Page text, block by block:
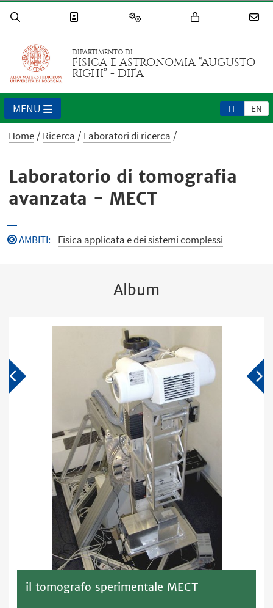
DIPARTIMENTO DI
FISICA E ASTRONOMIA “AUGUSTO
RIGHI” - DIFA
IT EN
MENU
Home Ricerca Laboratori di ricerca
Laboratorio di tomografia
avanzata - MECT
AMBITI: Fisica applicata e dei sistemi complessi
Album
il tomografo sperimentale MECT